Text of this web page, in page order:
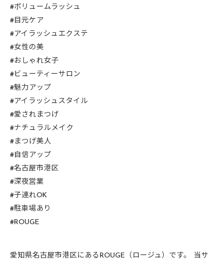
#ボリュームラッシュ
#目元ケア
#アイラッシュエクステ
#女性の美
#おしゃれ女子
#ビューティーサロン
#魅力アップ
#アイラッシュスタイル
#愛されまつげ
#ナチュラルメイク
#まつげ美人
#自信アップ
#名古屋市港区
#深夜営業
#子連れOK
#駐車場あり
#ROUGE
愛知県名古屋市港区にあるROUGE（ロージュ）です。 当サ